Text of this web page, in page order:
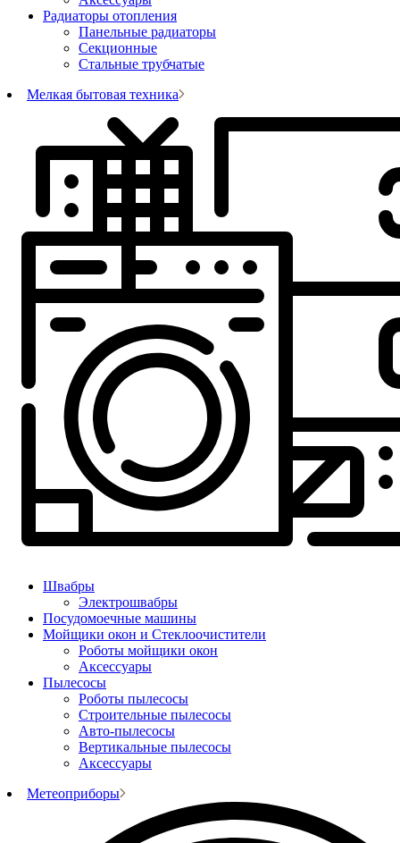
Радиаторы отопления
Панельные радиаторы
Секционные
Стальные трубчатые
Мелкая бытовая техника
Швабры
Электрошвабры
Посудомоечные машины
Мойщики окон и Стеклоочистители
Роботы мойщики окон
Аксессуары
Пылесосы
Роботы пылесосы
Строительные пылесосы
Авто-пылесосы
Вертикальные пылесосы
Аксессуары
Метеоприборы